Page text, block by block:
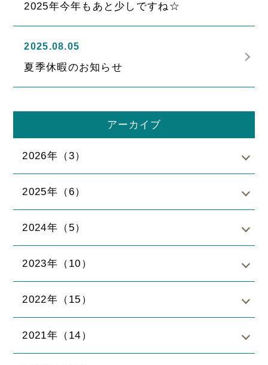
2025年今年もあと少しですね☆
2025.08.05
夏季休暇のお知らせ
アーカイブ
2026年（3）
2025年（6）
2024年（5）
2023年（10）
2022年（15）
2021年（14）